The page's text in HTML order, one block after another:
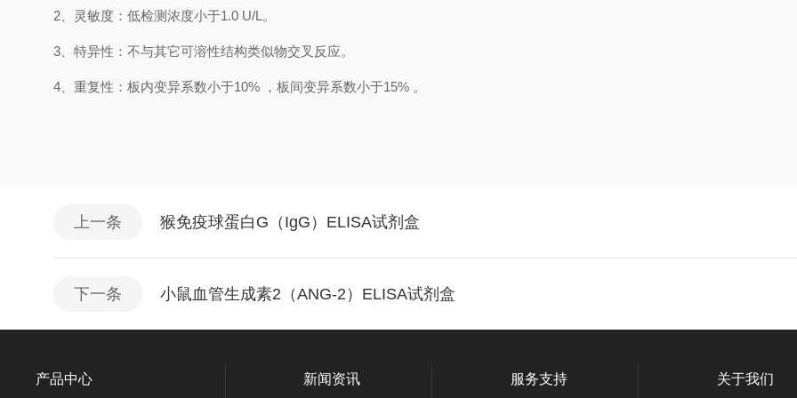
2、 灵敏度：低检测浓度小于1.0 U/L 。
3、 特异性：不与其它可溶性结构类似物交叉反应。
4、 重复性：板内变异系数小于10% ， 板间变异系数小于15% 。
上一条 猴免疫球蛋白G（IgG）ELISA试剂盒
下一条 小鼠血管生成素2（ANG-2）ELISA试剂盒
产品中心 新闻资讯 服务支持 关于我们